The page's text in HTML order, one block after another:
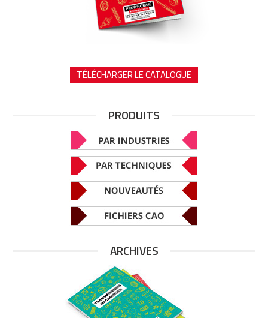
TÉLÉCHARGER LE CATALOGUE
PRODUITS
ARCHIVES